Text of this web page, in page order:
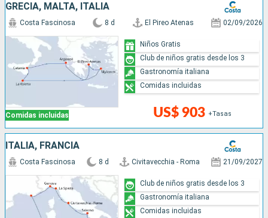
GRECIA, MALTA, ITALIA
Comidas incluidas
Costa Fascinosa 8 d El Pireo Atenas 02/09/2026
US$ 903 +Tasas
Niños Gratis
Club de niños gratis desde los 3
Gastronomía italiana
Comidas incluidas
ITALIA, FRANCIA
Costa Fascinosa 8 d Civitavecchia - Roma 21/09/2027
Club de niños gratis desde los 3
Gastronomía italiana
Comidas incluidas